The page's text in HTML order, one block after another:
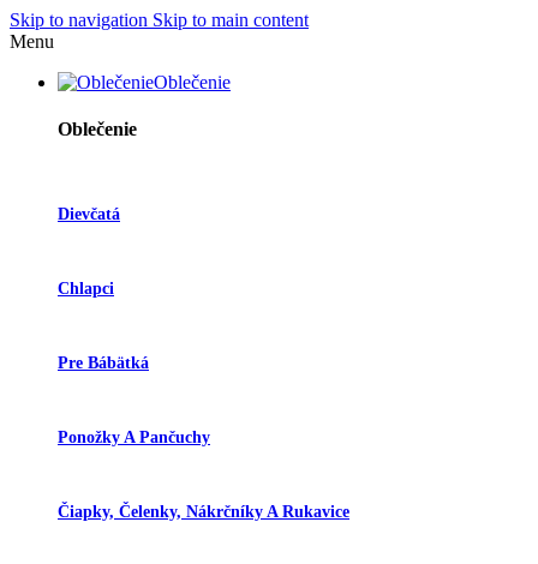
Skip to navigation Skip to main content
Menu
Oblečenie
Oblečenie
Dievčatá
Chlapci
Pre Bábätká
Ponožky A Pančuchy
Čiapky, Čelenky, Nákrčníky A Rukavice